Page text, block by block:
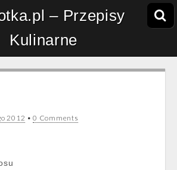
– Przepisy
Kulinarne
2012 •0 Comments